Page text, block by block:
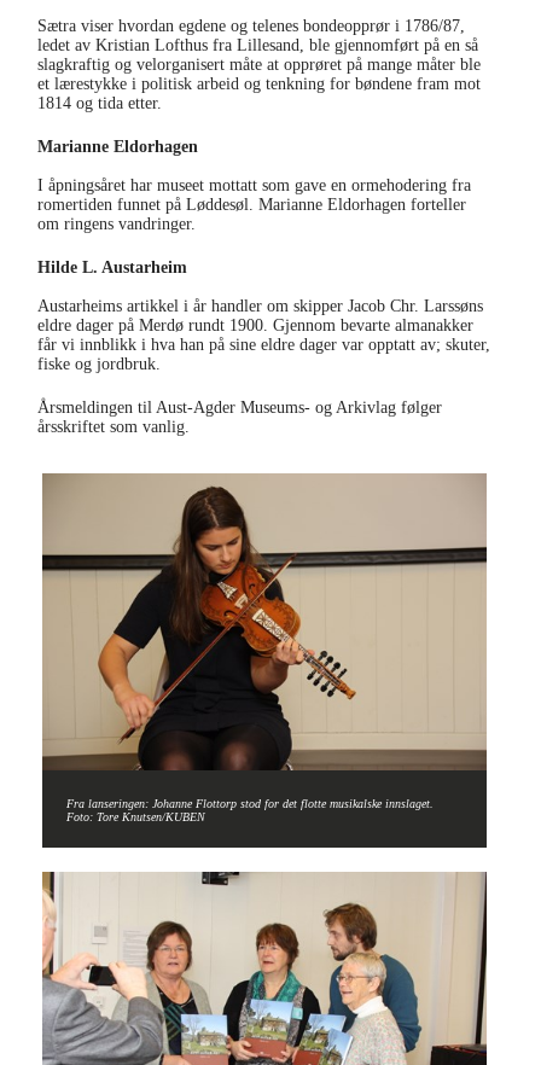
Sætra viser hvordan egdene og telenes bondeopprør i 1786/87,
ledet av Kristian Lofthus fra Lillesand, ble gjennomført på en så
slagkraftig og velorganisert måte at opprøret på mange måter ble
et lærestykke i politisk arbeid og tenkning for bøndene fram mot
1814 og tida etter.
Marianne Eldorhagen
I åpningsåret har museet mottatt som gave en ormehodering fra
romertiden funnet på Løddesøl. Marianne Eldorhagen forteller
om ringens vandringer.
Hilde L. Austarheim
Austarheims artikkel i år handler om skipper Jacob Chr. Larssøns
eldre dager på Merdø rundt 1900. Gjennom bevarte almanakker
får vi innblikk i hva han på sine eldre dager var opptatt av; skuter,
fiske og jordbruk.
Årsmeldingen til Aust-Agder Museums- og Arkivlag følger
årsskriftet som vanlig.
Fra lanseringen: Johanne Flottorp stod for det flotte musikalske innslaget.
Foto: Tore Knutsen/KUBEN